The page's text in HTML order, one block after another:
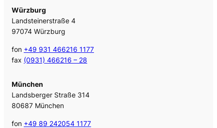
Würzburg
Landsteinerstraße 4
97074 Würzburg
fon +49 931 466216 1177
fax (0931) 466216 – 28
München
Landsberger Straße 314
80687 München
fon +49 89 242054 1177